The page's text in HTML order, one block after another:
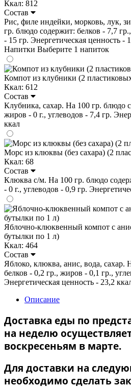
Ккал: 812
Состав
Рис, филе индейки, морковь, лук,
гр. блюдо содержит: белков - 7,7
- 15 гр. Энергетическая ценность -
Напитки Выберите 1 напиток
Компот из клубники (2
Ккал: 612
Состав
Клубника, сахар. На 100 гр. блюдо
жиров - 0 г., углеводов - 7,4 гр.
ккал
Морс из клюквы (без сахара) (2
Ккал: 68
Состав
Клюква с/м. На 100 гр. блюдо
- 0 г., углеводов - 0,9 гр.
Яблочно-клюквенный компот с
бутылки по 1 л)
Ккал: 464
Состав
Яблоко, клюква, анис, вода, сахар.
белков - 0,2 гр., жиров - 0,1 гр.,
Энергетическая ценность - 23,2
Описание
Доставка еды по
на неделю
воскресеньям в марте.
Для доставки на
необходимо сделать